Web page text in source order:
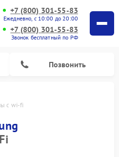
+7 (800) 301-55-83
Ежедневно, с 10:00 до 20:00
+7 (800) 301-55-83
Звонок бесплатный по РФ
Позвонить
с wi-fi